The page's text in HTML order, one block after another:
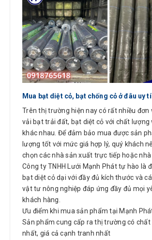
Mua bạt diệt cỏ, bạt chống cỏ ở đâu uy
Trên thị trường hiện nay có rất nhiều đơn
vải bạt trải đất, bạt diệt cỏ với chất lượng
khác nhau. Để đảm bảo mua được sản
lượng tốt với mức giá hợp lý, quý khách
chọn các nhà sản xuất trực tiếp hoặc
Công ty TNHH Lưới Mạnh Phát tự hào là
bạt diệt cỏ dại với đầy đủ kích thước và
vật tư nông nghiệp đáp ứng đầy đủ mọi
khách hàng.
Ưu điểm khi mua sản phẩm tại Mạnh
Sản phẩm cung cấp ra thị trường có
nhất, giá cả cạnh tranh nhất